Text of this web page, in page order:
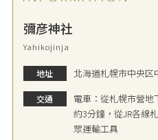
彌彦神社
Yahikojinja
地址 北海道札幌市中央区
交通
電車：從札幌市營
約3分鐘，從JR各線
眾運輸工具